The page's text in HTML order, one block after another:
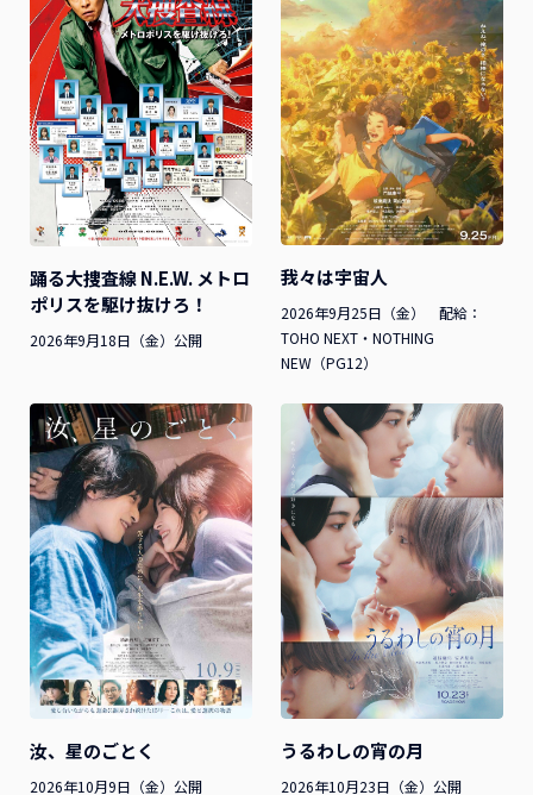
踊る大捜査線 N.E.W. メトロ
ポリスを駆け抜けろ！
2026年9月18日（金）公開
我々は宇宙人
2026年9月25日（金） 配給：
TOHO NEXT・NOTHING
NEW（PG12）
汝、星のごとく
2026年10月9日（金）公開
うるわしの宵の月
2026年10月23日（金）公開